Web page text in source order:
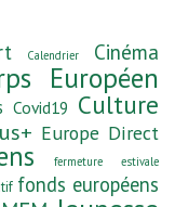
Calendrier Cinéma
Européen
Covid19 Culture
Europe Direct
fermeture estivale
fonds européens